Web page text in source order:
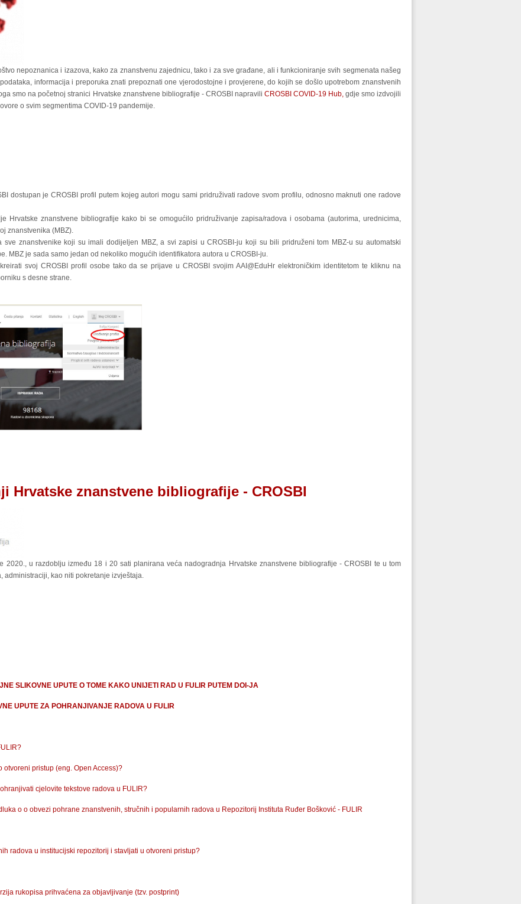
nepoznanica i izazova, kako za znanstvenu zajednicu, tako i za sve građane, ali i funkcioniranje svih segmenata našeg
informacija i preporuka znati prepoznati one vjerodostojne i provjerene, do kojih se došlo upotrebom znanstvenih
smo na početnoj stranici Hrvatske znanstvene bibliografije - CROSBI napravili CROSBI COVID-19 Hub,gdje smo izdvojili
o svim segmentima COVID-19 pandemije.
dostupan je CROSBI profil putem kojeg autori mogu sami pridruživati radove svom profilu, odnosno maknuti one radove
Hrvatske znanstvene bibliografije kako bi se omogućilo pridruživanje zapisa/radova i osobama (autorima, urednicima,
znanstvenika (MBZ).
sve znanstvenike koji su imali dodijeljen MBZ, a svi zapisi u CROSBI-ju koji su bili pridruženi tom MBZ-u su automatski
MBZ je sada samo jedan od nekoliko mogućih identifikatora autora u CROSBI-ju.
svoj CROSBI profil osobe tako da se prijave u CROSBI svojim AAI@EduHr elektroničkim identitetom te kliknu na
s desne strane.
Hrvatske znanstvene bibliografije - CROSBI
2020., u razdoblju između 18 i 20 sati planirana veća nadogradnja Hrvatske znanstvene bibliografije - CROSBI te u tom
administraciji, kao niti pokretanje izvještaja.
SLIKOVNE UPUTE O TOME KAKO UNIJETI RAD U FULIR PUTEM DOI-JA
UPUTE ZA POHRANJIVANJE RADOVA U FULIR
otvoreni pristup (eng. Open Access)?
cjelovite tekstove radova u FULIR?
o o obvezi pohrane znanstvenih, stručnih i popularnih radova u Repozitorij Instituta Ruđer Bošković - FULIR
radova u institucijski repozitorij i stavljati u otvoreni pristup?
rukopisa prihvaćena za objavljivanje (tzv. postprint)